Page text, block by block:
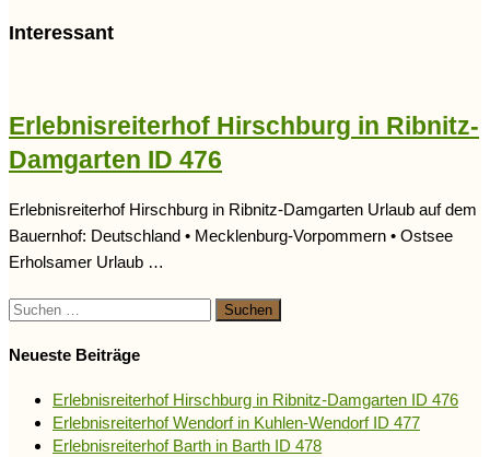
Interessant
Erlebnisreiterhof Hirschburg in Ribnitz-
Damgarten ID 476
Erlebnisreiterhof Hirschburg in Ribnitz-Damgarten Urlaub auf dem
Bauernhof: Deutschland • Mecklenburg-Vorpommern • Ostsee
Erholsamer Urlaub …
Suchen
Neueste Beiträge
Erlebnisreiterhof Hirschburg in Ribnitz-Damgarten ID 476
Erlebnisreiterhof Wendorf in Kuhlen-Wendorf ID 477
Erlebnisreiterhof Barth in Barth ID 478